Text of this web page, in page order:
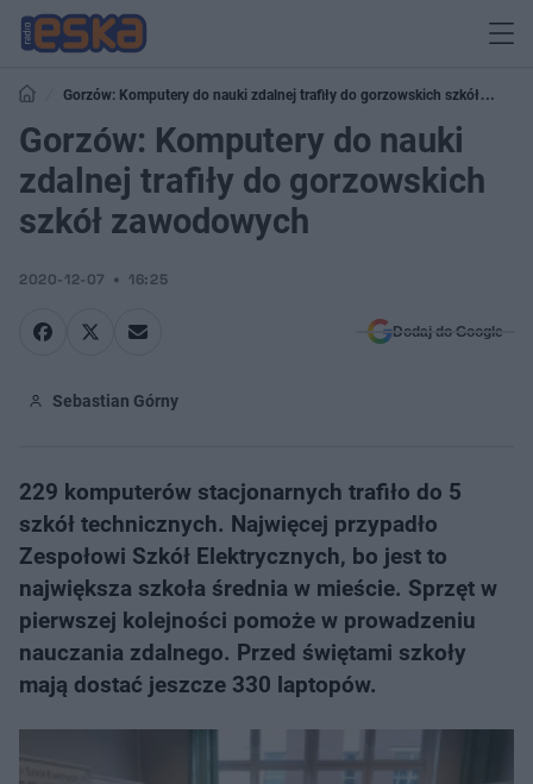
Gorzów: Komputery do nauki zdalnej trafiły do gorzowskich szkół
zawodowych
Gorzów: Komputery do nauki
zdalnej trafiły do gorzowskich
szkół zawodowych
2020-12-07 16:25
Dodaj do Google
Sebastian Górny
229 komputerów stacjonarnych trafiło do 5
szkół technicznych. Najwięcej przypadło
Zespołowi Szkół Elektrycznych, bo jest to
największa szkoła średnia w mieście. Sprzęt w
pierwszej kolejności pomoże w prowadzeniu
nauczania zdalnego. Przed świętami szkoły
mają dostać jeszcze 330 laptopów.